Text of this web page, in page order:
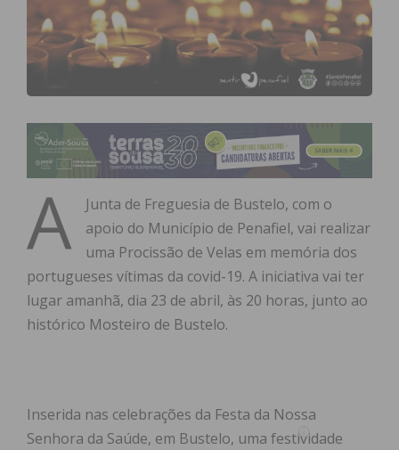
A
Junta de Freguesia de Bustelo, com o
apoio do Município de Penafiel, vai realizar
uma Procissão de Velas em memória dos
portugueses vítimas da covid-19. A iniciativa vai ter
lugar amanhã, dia 23 de abril, às 20 horas, junto ao
histórico Mosteiro de Bustelo.
Inserida nas celebrações da Festa da Nossa
Senhora da Saúde, em Bustelo, uma festividade